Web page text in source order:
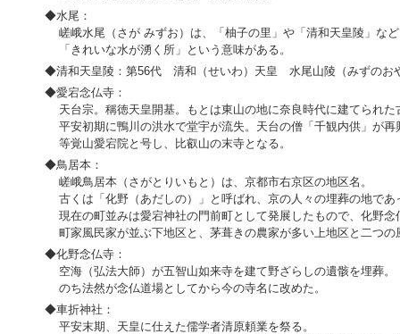
◆水尾：
嵯峨水尾（さが みずお）は、「柚子の里」や「清和天皇陵」など
「きれいな水が湧く所」という意味がある。
◆清和天皇陵：第56代 清和（せいわ）天皇 水尾山陵（みずのお
◆愛宕念仏寺：
天台宗。稱徳天皇開基。もとは東山の地に奈良時代に建てられた
平安初期に鴨川の洪水で堂宇が流失。天台の僧「千観内供」が再
等覚山愛宕院と号し、比叡山の末寺となる。
◆鳥居本：
嵯峨鳥居本（さがとりいもと）は、京都市右京区の地区名。
古くは「化野（あだしの）」と呼ばれ、京の人々の埋葬の地であ
現在の町並みは愛宕神社の門前町として発展したもので、化野念
町家風民家が並ぶ下地区と、茅葺きの農家が多い上地区と二つの
◆化野念仏寺：
空海（弘法大師）が五智山如来寺を建て野ざらしの遺骸を埋葬。
のち法然が念仏道場としてから今の寺名に改めた。
◆車折神社：
平安末期、天皇に仕えた儒学者清原頼業を祭る。